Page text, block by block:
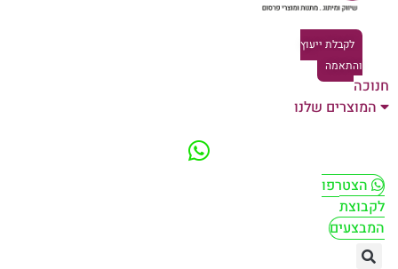
לקבלת ייעוץ
והתאמה
המוצרים שלנו
הצטרפו